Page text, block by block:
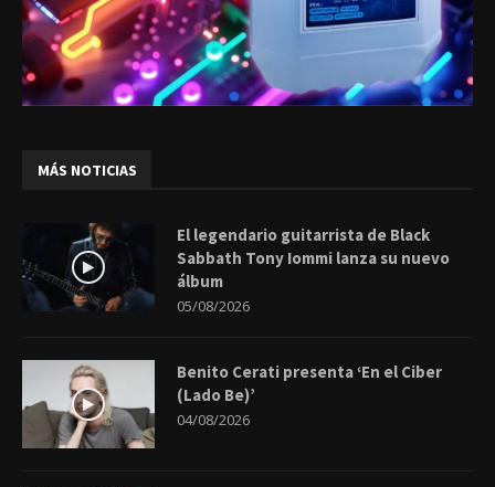
MÁS NOTICIAS
El legendario guitarrista de Black
Sabbath Tony Iommi lanza su nuevo
álbum
05/08/2026
Benito Cerati presenta ‘En el Ciber
(Lado Be)’
04/08/2026